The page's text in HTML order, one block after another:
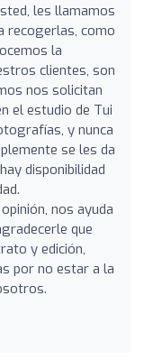
les llamamos
recogerlas, como
la
clientes, son
nos solicitan
el estudio de Tui
y nunca
se les da
disponibilidad
nos ayuda
que
y edición,
por no estar a la